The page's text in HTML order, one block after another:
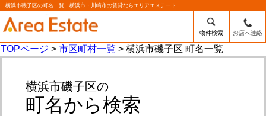
横浜市磯子区の町名一覧｜横浜市・川崎市の賃貸ならエリアエステート
物件検索 お店へ連絡
TOPページ > 市区町村一覧 > 横浜市磯子区 町名一覧
横浜市磯子区の
町名から検索